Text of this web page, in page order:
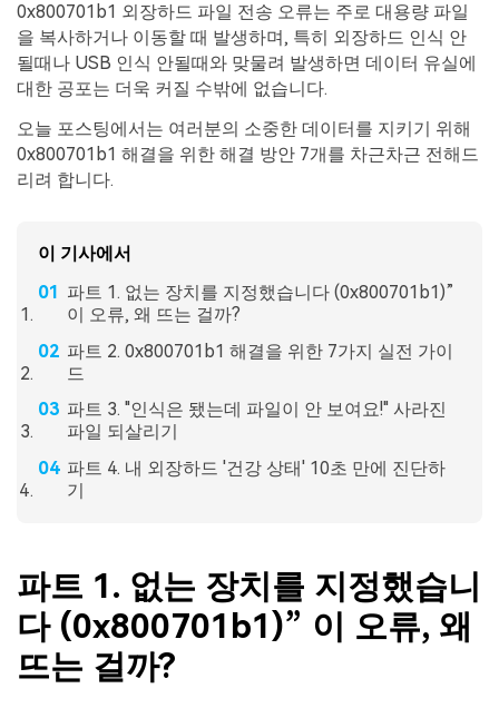
0x800701b1 외장하드 파일 전송 오류는 주로 대용량 파일
을 복사하거나 이동할 때 발생하며, 특히 외장하드 인식 안
될때나 USB 인식 안될때와 맞물려 발생하면 데이터 유실에
대한 공포는 더욱 커질 수밖에 없습니다.
오늘 포스팅에서는 여러분의 소중한 데이터를 지키기 위해
0x800701b1 해결을 위한 해결 방안 7개를 차근차근 전해드
리려 합니다.
이 기사에서
파트 1. 없는 장치를 지정했습니다 (0x800701b1)”
이 오류, 왜 뜨는 걸까?
파트 2. 0x800701b1 해결을 위한 7가지 실전 가이
드
파트 3. "인식은 됐는데 파일이 안 보여요!" 사라진
파일 되살리기
파트 4. 내 외장하드 '건강 상태' 10초 만에 진단하
기
파트 1. 없는 장치를 지정했습니
다 (0x800701b1)” 이 오류, 왜
뜨는 걸까?